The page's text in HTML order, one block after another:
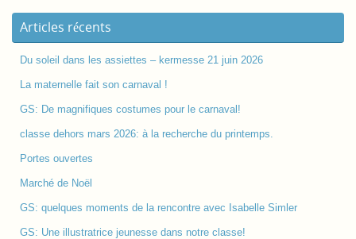
Articles récents
Du soleil dans les assiettes – kermesse 21 juin 2026
La maternelle fait son carnaval !
GS: De magnifiques costumes pour le carnaval!
classe dehors mars 2026: à la recherche du printemps.
Portes ouvertes
Marché de Noël
GS: quelques moments de la rencontre avec Isabelle Simler
GS: Une illustratrice jeunesse dans notre classe!